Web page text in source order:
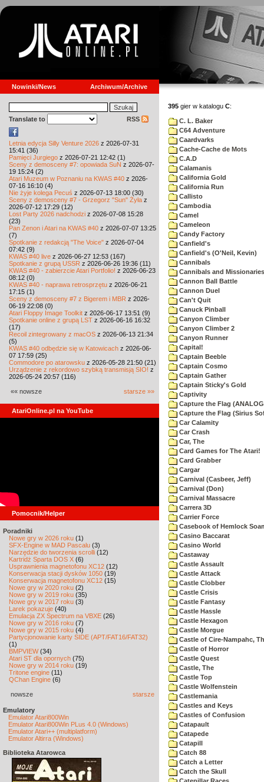
Nowinki/News Archiwum/Archive
Translate to RSS
Letnia edycja Silly Venture 2026 z 2026-07-31
15:41 (36)
Pamięci Jurgiego z 2026-07-21 12:42 (1)
Sceny z demosceny #7: opowiada SuN z 2026-07-
19 15:24 (2)
Atari Muzeum w Poznaniu na KWAS #40 z 2026-
07-16 16:10 (4)
Nie żyje kolega Pecuś z 2026-07-13 18:00 (30)
Sceny z demosceny #7 - Grzegorz "Sun" Żyła z
2026-07-12 17:29 (12)
Lost Party 2026 nadchodzi z 2026-07-08 15:28
(23)
Pan Zenon i Atari na KWAS #40 z 2026-07-07 13:25
(7)
Spotkanie z redakcją "The Voice" z 2026-07-04
07:42 (9)
KWAS #40 live z 2026-06-27 12:53 (167)
Spotkanie z grupą USSR z 2026-06-26 19:36 (11)
KWAS #40 - zabierzcie Atari Portfolio! z 2026-06-23
08:12 (0)
KWAS #40 - naprawa retrosprzętu z 2026-06-21
17:15 (1)
Sceny z demosceny #7 z Bigerem i MBR z 2026-
06-19 22:08 (0)
Atari Floppy Image Toolkit z 2026-06-17 13:51 (9)
Spotkanie online z grupą LST z 2026-06-16 16:32
(17)
Recoil zintegrowany z macOS z 2026-06-13 21:34
(5)
KWAS #40 odbędzie się w Katowicach z 2026-06-
07 17:59 (25)
Commodore po atarowsku z 2026-05-28 21:50 (21)
Urządzenie z rekordowo szybką transmisją SIO! z
2026-05-24 20:57 (116)
«« nowsze starsze »»
AtariOnline.pl na YouTube
Pomocnik/Helper
Poradniki
Nowe gry w 2026 roku (1)
SFX-Engine w MAD Pascalu (3)
Narzędzie do tworzenia scrolli (12)
Kartridż Sparta DOS X (6)
Usprawnienia magnetofonu XC12 (12)
Konserwacja stacji dysków 1050 (19)
Konserwacja magnetofonu XC12 (15)
Nowe gry w 2020 roku (2)
Nowe gry w 2019 roku (35)
Nowe gry w 2017 roku (3)
Larek pokazuje (40)
Emulacja ZX Spectrum na VBXE (26)
Nowe gry w 2016 roku (7)
Nowe gry w 2015 roku (4)
Partycjonowanie karty SIDE (APT/FAT16/FAT32)
(1)
BMPVIEW(34)
Atari ST dla opornych (75)
Nowe gry w 2014 roku (19)
Tritone engine (11)
QChan Engine (6)
nowsze starsze
Emulatory
Emulator Atari800Win
Emulator Atari800Win PLus 4.0 (Windows)
Emulator Atari++ (multiplatform)
Emulator Altirra (Windows)
Biblioteka Atarowca
395 gier w katalogu C:
C. L. Baker
C64 Adventure
Caardvarks
Cache-Cache de Mots
C.A.D
Calamanis
California Gold
California Run
Callisto
Cambodia
Camel
Cameleon
Candy Factory
Canfield's
Canfield's (O'Neil, Kevin)
Cannibals
Cannibals and Missionaries
Cannon Ball Battle
Cannon Duel
Can't Quit
Canuck Pinball
Canyon Climber
Canyon Climber 2
Canyon Runner
Capital!
Captain Beeble
Captain Cosmo
Captain Gather
Captain Sticky's Gold
Captivity
Capture the Flag
Capture the Flag (Sirius
Car Calamity
Car Crash
Car, The
Card Games for The Atari!
Card Grabber
Cargar
Carnival (Casbeer, Jeff)
Carnival (Don)
Carnival Massacre
Carrera 3D
Carrier Force
Casebook of Hemlock
Casino Baccarat
Casino World
Castaway
Castle Assault
Castle Attack
Castle Clobber
Castle Crisis
Castle Fantasy
Castle Hassle
Castle Hexagon
Castle Morgue
Castle of Cire-Nampahc,
Castle of Horror
Castle Quest
Castle, The
Castle Top
Castle Wolfenstein
Castlemania
Castles and Keys
Castles of Confusion
Catapault
Catapede
Catapill
Catch 88
Catch a Letter
Catch the Skull